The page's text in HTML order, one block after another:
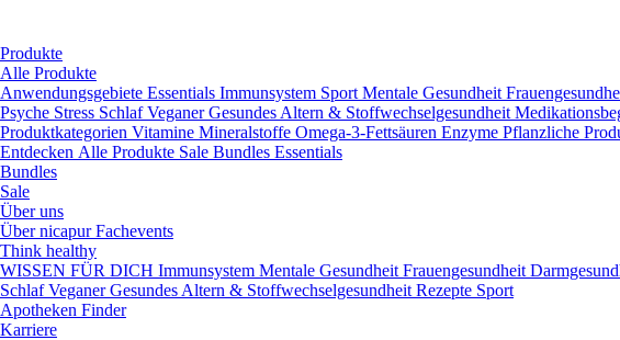
Produkte
Alle Produkte
Anwendungsgebiete Essentials Immunsystem Sport Mentale Gesundheit
Psyche Stress SchlafVeganerGesundes Altern & Stoffwechselgesundheit
Produktkategorien Vitamine Mineralstoffe Omega-3-Fettsäuren Enzyme Pflanzliche
Entdecken Alle Produkte Sale Bundles Essentials
Bundles
Sale
Über uns
Über nicapurFachevents
Think healthy
WISSEN FÜR DICH Immunsystem Mentale Gesundheit Frauengesundheit
SchlafVeganerGesundes Altern & Stoffwechselgesundheit Rezepte Sport
Apotheken Finder
Karriere